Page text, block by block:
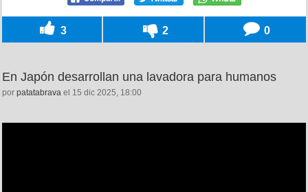
3 2 0
En Japón desarrollan una lavadora para humanos
por patatabrava el 15 dic 2025, 18:00